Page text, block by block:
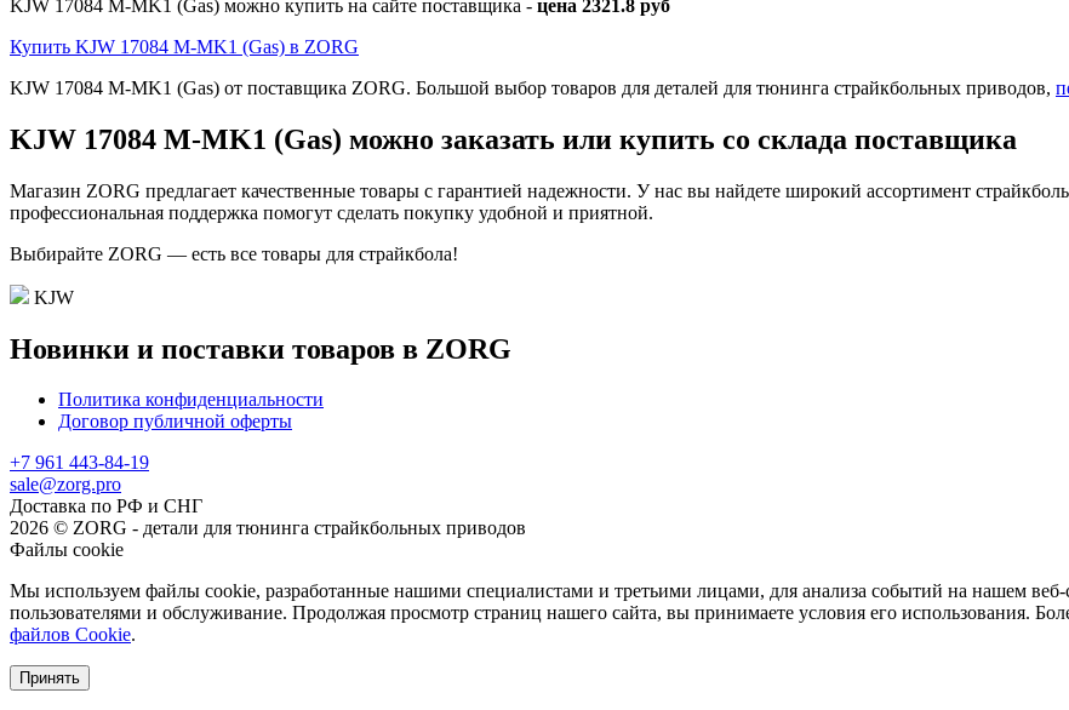
KJW 17084 M-MK1 (Gas) можно купить на сайте поставщика - цена 2321.8 руб
Купить KJW 17084 M-MK1 (Gas) в ZORG
KJW 17084 M-MK1 (Gas) от поставщика ZORG. Большой выбор товаров для деталей для тюнинга страйкбольных приводов,
KJW 17084 M-MK1 (Gas) можно заказать или купить со склада поставщика
Магазин ZORG предлагает качественные товары с гарантией надежности. У нас вы найдете широкий ассортимент
профессиональная поддержка помогут сделать покупку удобной и приятной.
Выбирайте ZORG — есть все товары для страйкбола!
KJW
Новинки и поставки товаров в ZORG
Политика конфиденциальности
Договор публичной оферты
+7 961 443-84-19
sale@zorg.pro
Доставка по РФ и СНГ
2026 © ZORG - детали для тюнинга страйкбольных приводов
Файлы cookie
Мы используем файлы cookie, разработанные нашими специалистами и третьими лицами, для анализа событий на нашем веб-
пользователями и обслуживание. Продолжая просмотр страниц нашего сайта, вы принимаете условия его использования.
файлов Cookie.
Принять